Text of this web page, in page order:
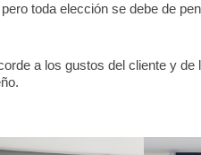
toda elección se debe de
a los gustos del cliente y de